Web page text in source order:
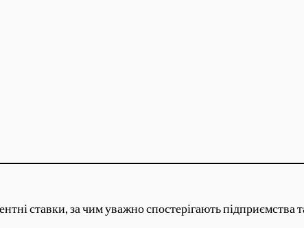
ставки, за чим уважно спостерігають підприємства